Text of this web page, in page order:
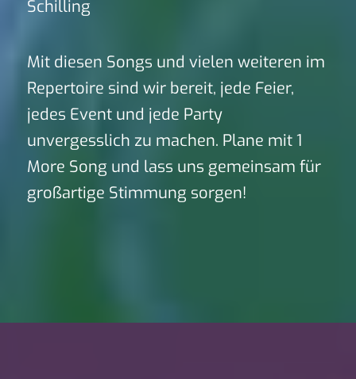
Schilling
Mit diesen Songs und vielen weiteren im
Repertoire sind wir bereit, jede Feier,
jedes Event und jede Party
unvergesslich zu machen. Plane mit 1
More Song und lass uns gemeinsam für
großartige Stimmung sorgen!